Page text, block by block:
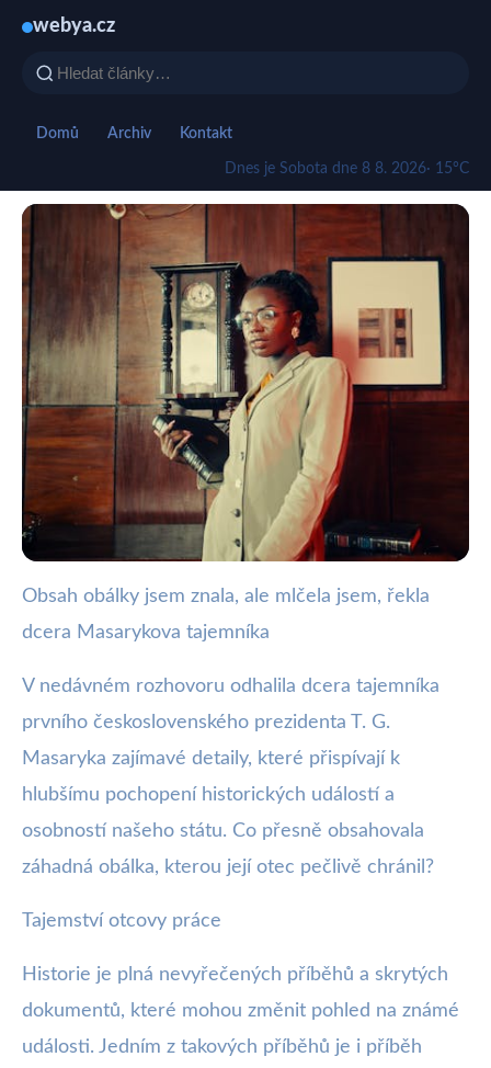
webya.cz
Domů Archiv Kontakt
Dnes je Sobota dne 8 8. 2026· 15°C
webya.cz
Dcera Masarykova tajemníka
odkrývá historické tajemství
· 3 min čtení · Autor: Barbora Černá
Obsah obálky jsem znala, ale mlčela jsem, řekla
dcera Masarykova tajemníka
V nedávném rozhovoru odhalila dcera tajemníka
prvního československého prezidenta T. G.
Masaryka zajímavé detaily, které přispívají k
hlubšímu pochopení historických událostí a
osobností našeho státu. Co přesně obsahovala
záhadná obálka, kterou její otec pečlivě chránil?
Tajemství otcovy práce
Historie je plná nevyřečených příběhů a skrytých
dokumentů, které mohou změnit pohled na známé
události. Jedním z takových příběhů je i příběh